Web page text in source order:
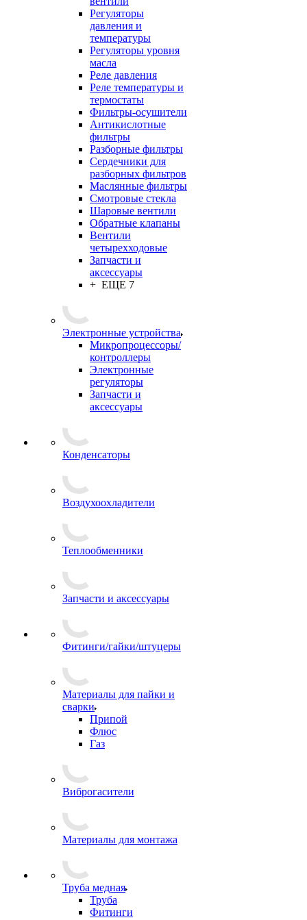
Регуляторы
давления и
температуры
Регуляторы уровня
масла
Реле давления
Реле температуры и
термостаты
Фильтры-осушители
Антикислотные
фильтры
Разборные фильтры
Сердечники для
разборных фильтров
Маслянные фильтры
Смотровые стекла
Шаровые вентили
Обратные клапаны
Вентили
четырехходовые
Запчасти и
аксессуары
+ ЕЩЕ 7
Электронные устройства
Микропроцессоры/
контроллеры
Электронные
регуляторы
Запчасти и
аксессуары
Конденсаторы
Воздухоохладители
Теплообменники
Запчасти и аксессуары
Фитинги/гайки/штуцеры
Материалы для пайки и
сварки
Припой
Флюс
Газ
Виброгасители
Материалы для монтажа
Труба медная
Труба
Фитинги